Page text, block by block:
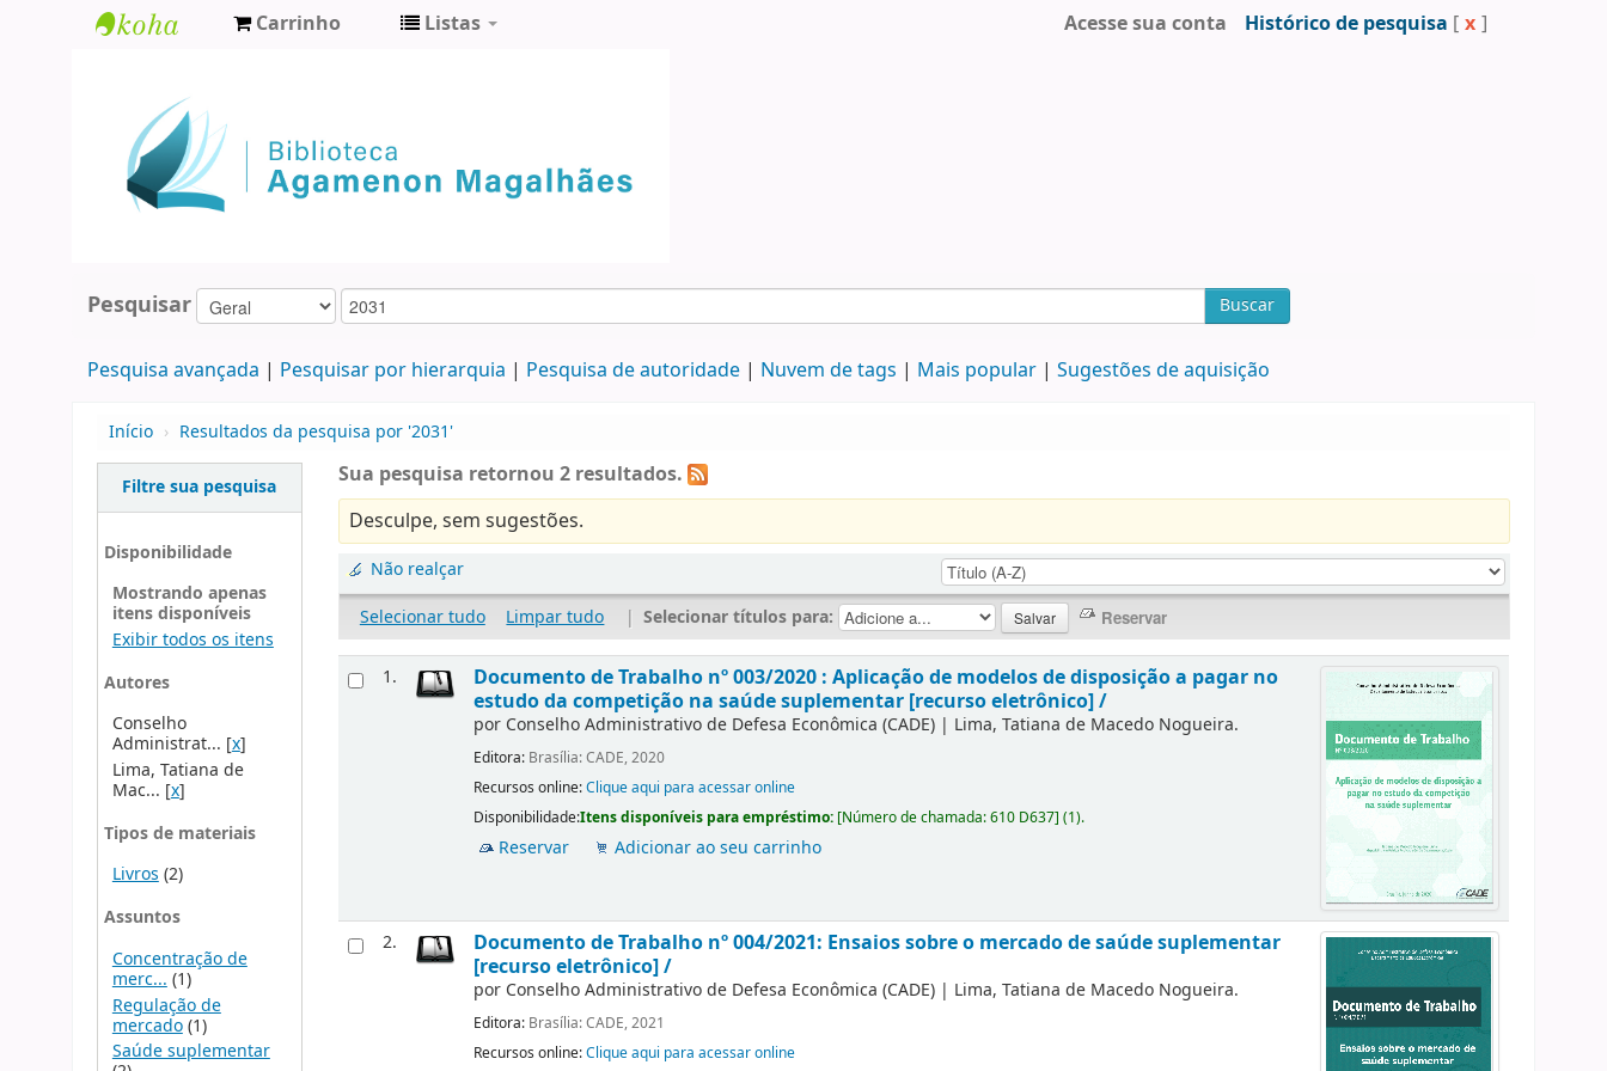
Agamenon
Magalhães
Carrinho Listas Acesse sua conta Histórico de pesquisa [ x ]
Pesquisar Buscar
Pesquisa avançada Pesquisar por hierarquia Pesquisa de autoridade Nuvem de tags Mais popular Sugestões de aquisição
Início › Resultados da pesquisa por '2031'
Filtre sua pesquisa
Disponibilidade
Mostrando apenas
itens disponíveis
Exibir todos os itens
Autores
Conselho
Administrat... [x]
Lima, Tatiana de
Mac... [x]
Tipos de materiais
Livros(2)
Assuntos
Concentração de
merc... (1)
Regulação de
mercado(1)
Saúde suplementar
Sua pesquisa retornou 2 resultados.
Desculpe, sem sugestões.
Não realçar
Selecionar tudo
Limpar tudo | Selecionar títulos para:
1.
Documento de Trabalho nº 003/2020 : Aplicação de modelos de disposição a pagar no
estudo da competição na saúde suplementar [recurso eletrônico] /
por Conselho Administrativo de Defesa Econômica (CADE) | Lima, Tatiana de Macedo Nogueira.
Editora: Brasília: CADE, 2020
Recursos online:Clique aqui para acessar online
Disponibilidade:Itens disponíveis para empréstimo: [Número de chamada:610 D637](1).
Reservar Adicionar ao seu carrinho
2.
Documento de Trabalho nº 004/2021: Ensaios sobre o mercado de saúde suplementar
[recurso eletrônico] /
por Conselho Administrativo de Defesa Econômica (CADE) | Lima, Tatiana de Macedo Nogueira.
Editora: Brasília: CADE, 2021
Recursos online:Clique aqui para acessar online